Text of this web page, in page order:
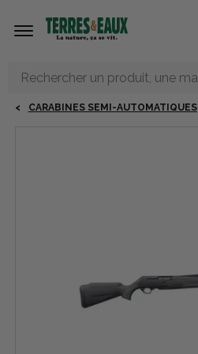
CARABINES SEMI-AUTOMATIQUES